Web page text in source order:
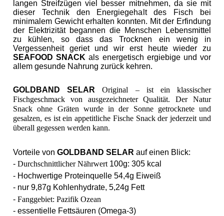
langen Streifzügen viel besser mitnehmen, da sie mit
dieser Technik den Energiegehalt des Fisch bei
minimalem Gewicht erhalten konnten. Mit der Erfindung
der Elektrizität begannen die Menschen Lebensmittel
zu kühlen, so dass das Trocknen ein wenig in
Vergessenheit geriet und wir erst heute wieder zu
SEAFOOD SNACK als energetisch ergiebige und vor
allem gesunde Nahrung zurück kehren.
GOLDBAND SELAR Original – ist ein klassischer
Fischgeschmack von ausgezeichneter Qualität. Der Natur
Snack ohne Gräten wurde in der Sonne getrocknete und
gesalzen, es ist ein appetitliche Fische Snackder jederzeit und
überall gegessen werden kann.
Vorteile von GOLDBAND SELAR auf einen Blick:
- Durchschnittlicher Nährwert 100g: 305 kcal
- Hochwertige Proteinquelle 54,4g Eiweiß
- nur 9,87g Kohlenhydrate, 5,24g Fett
- Fanggebiet: Pazifik Ozean
- essentielle Fettsäuren (Omega-3)